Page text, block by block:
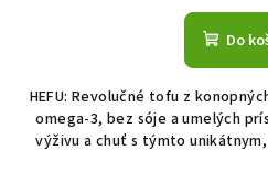
Do
HEFU: Revolučné tofu z
omega-3, bez sóje a umelých
výživu a chuť s týmto